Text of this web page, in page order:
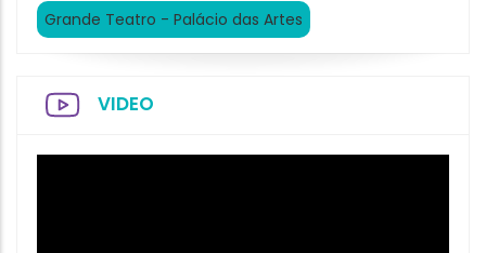
Grande Teatro - Palácio das Artes
VIDEO